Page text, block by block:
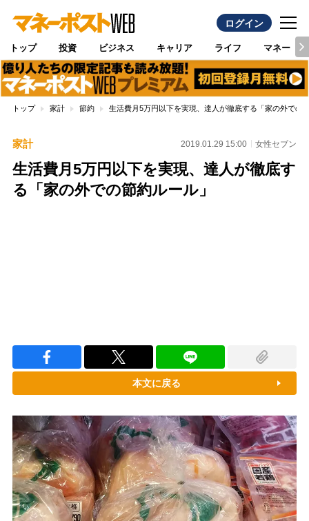
ログイン
トップ 投資 ビジネス キャリア ライフ マネー
トップ 家計 節約 生活費月5万円以下を実現、達人が徹底する「家の外での
家計 2019.01.29 15:00 女性セブン
生活費月5万円以下を実現、達人が徹底す
る「家の外での節約ルール」
本文に戻る